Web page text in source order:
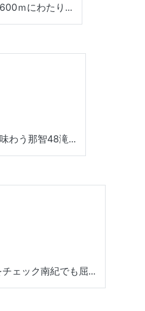
ｍにわたり...
わう那智48滝...
ェック南紀でも屈...